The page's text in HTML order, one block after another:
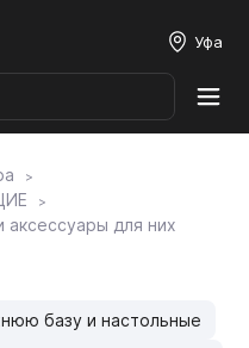
Уфа
аксессуары для них
базу и настольные